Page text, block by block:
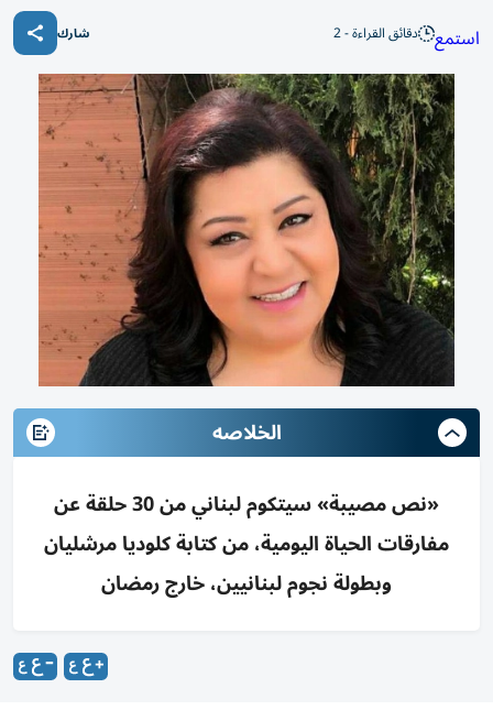
استمع دقائق القراءة - 2 شارك
الخلاصه
«نص مصيبة» سيتكوم لبناني من 30 حلقة عن
مفارقات الحياة اليومية، من كتابة كلوديا مرشليان
وبطولة نجوم لبنانيين، خارج رمضان